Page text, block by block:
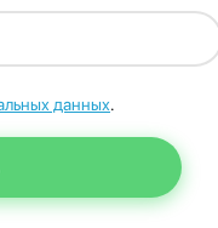
данных.